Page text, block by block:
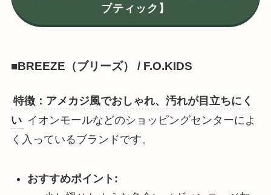
ブティック】
■BREEZE（ブリーズ） / F.O.KIDS
特徴：アメカジ風でおしゃれ、汚れが目立ちにく
い イオンモールなどのショッピングセンターによ
く入っているブランドです。
おすすめポイント: